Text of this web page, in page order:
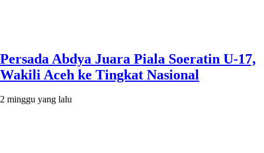
Persada Abdya Juara Piala Soeratin U-17,
Wakili Aceh ke Tingkat Nasional
2 minggu yang lalu